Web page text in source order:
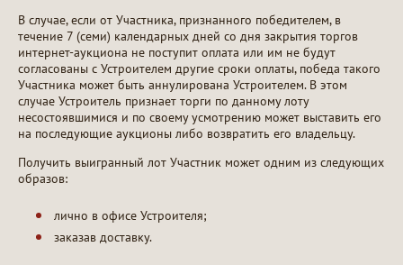
В случае, если от Участника, признанного победителем, в
течение 7 (семи) календарных дней со дня закрытия торгов
интернет-аукциона не поступит оплата или им не будут
согласованы с Устроителем другие сроки оплаты, победа такого
Участника может быть аннулирована Устроителем. В этом
случае Устроитель признает торги по данному лоту
несостоявшимися и по своему усмотрению может выставить его
на последующие аукционы либо возвратить его владельцу.
Получить выигранный лот Участник может одним из следующих
образов:
лично в офисе Устроителя;
заказав доставку.